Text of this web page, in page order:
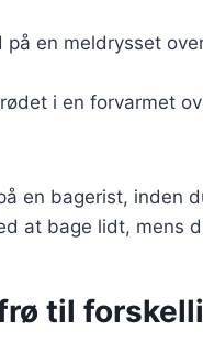
en meldrysset
i en forvarmet
en bagerist, inden
at bage lidt, mens
til